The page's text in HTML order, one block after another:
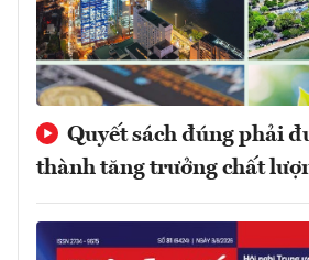
Quyết sách đúng phải
thành tăng trưởng chất